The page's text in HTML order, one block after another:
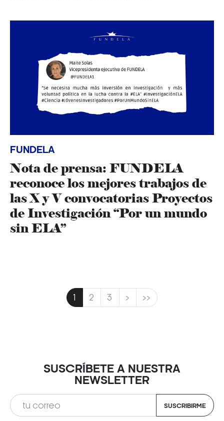
FUNDELA
Nota de prensa: FUNDELA
reconoce los mejores trabajos de
las X y V convocatorias Proyectos
de Investigación “Por un mundo
sin ELA”
1 2 3 > >>
SUSCRÍBETE A NUESTRA
NEWSLETTER
SUSCRIBIRME